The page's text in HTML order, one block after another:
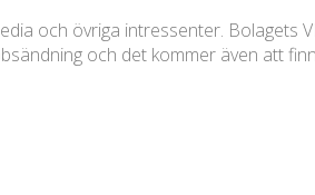
och övriga intressenter. Bolagets
och det kommer även att